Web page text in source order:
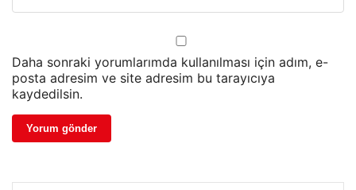
Daha sonraki yorumlarımda kullanılması için adım, e-
posta adresim ve site adresim bu tarayıcıya
kaydedilsin.